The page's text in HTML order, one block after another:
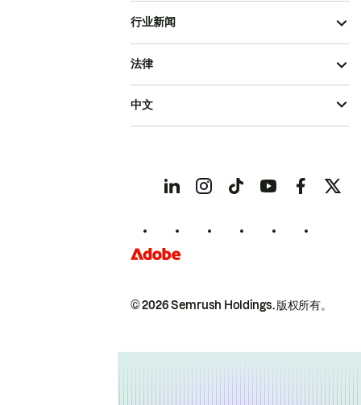
行业新闻
© 2026 Semrush Holdings.版权所有。
法律
中文